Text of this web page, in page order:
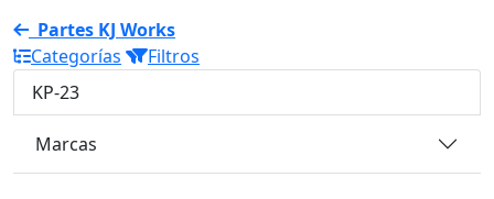
Partes KJ Works
Categorías
Filtros
KP-23
Marcas